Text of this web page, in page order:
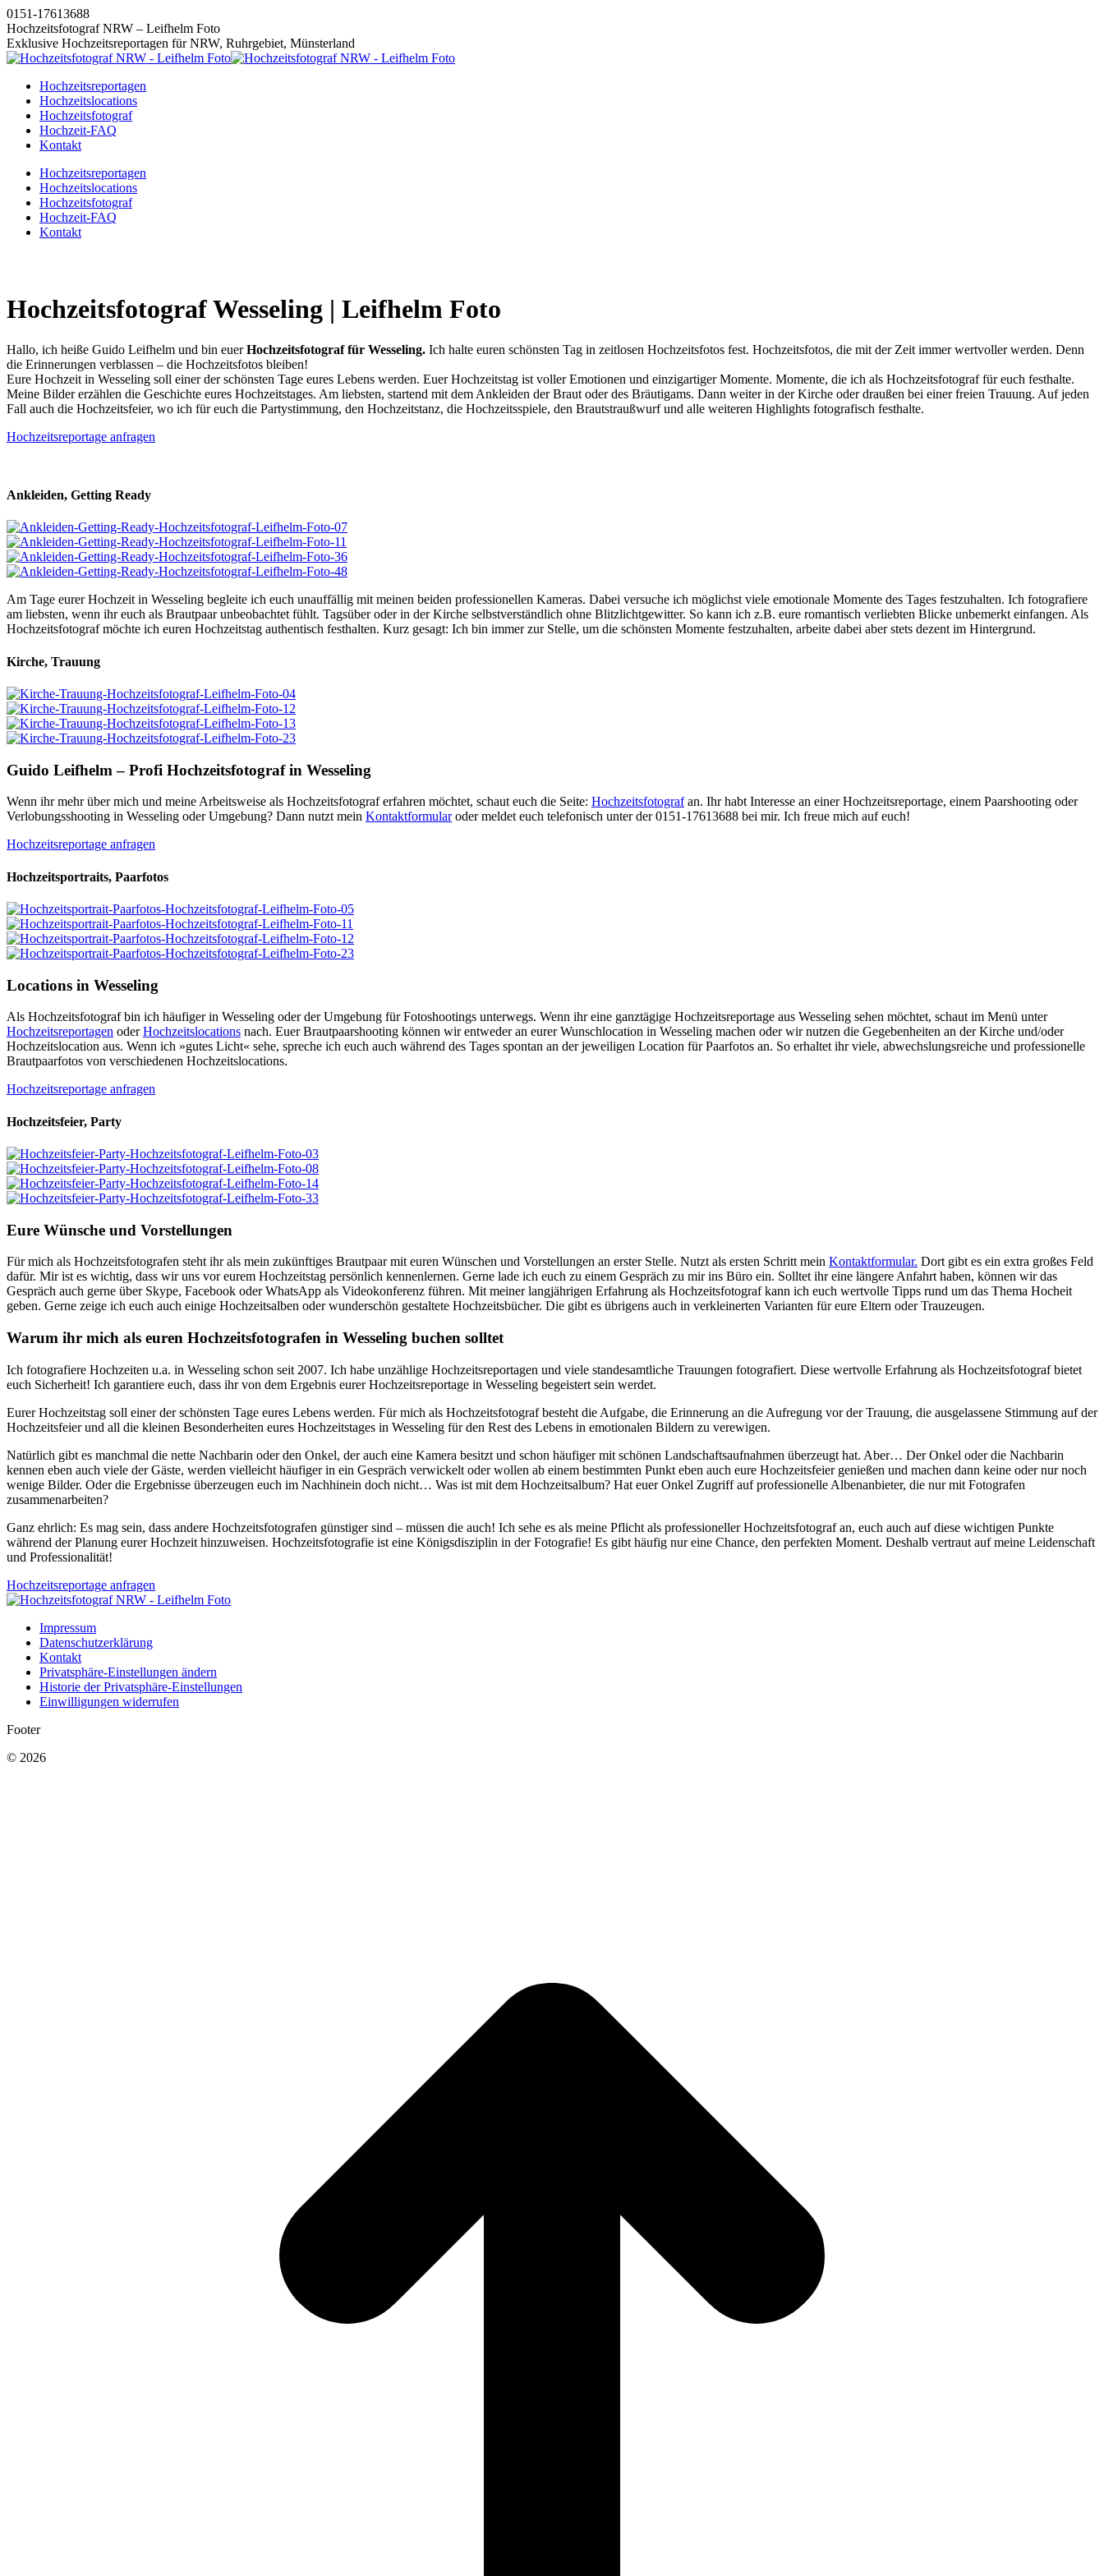
Zum
Inhalt
springen
0151-17613688
Hochzeitsfotograf NRW – Leifhelm Foto
Exklusive Hochzeitsreportagen für NRW, Ruhrgebiet, Münsterland
Hochzeitsreportagen
Hochzeitslocations
Hochzeitsfotograf
Hochzeit-FAQ
Kontakt
Instagram
page
opens
new
Facebook
page
opens
new
Pinterest
page
opens
new
page
opens
new
Hochzeitsreportagen
Hochzeitslocations
Hochzeitsfotograf
Hochzeit-FAQ
Kontakt
Hochzeitsfotograf Wesseling | Leifhelm Foto
Hallo, ich heiße Guido Leifhelm und bin euerHochzeitsfotograf für Wesseling. Ich halte euren schönsten Tag in zeitlosen Hochzeitsfotos fest. Hochzeitsfotos, die mit der Zeit immer wertvoller werden. Denn
die Erinnerungen verblassen – die Hochzeitsfotos bleiben!
Eure Hochzeit in Wesseling soll einer der schönsten Tage eures Lebens werden. Euer Hochzeitstag ist voller Emotionen und einzigartiger Momente. Momente, die ich als Hochzeitsfotograf für euch festhalte.
Meine Bilder erzählen die Geschichte eures Hochzeitstages. Am liebsten, startend mit dem Ankleiden der Braut oder des Bräutigams. Dann weiter in der Kirche oder draußen bei einer freien Trauung. Auf jeden
Fall auch die Hochzeitsfeier, wo ich für euch die Partystimmung, den Hochzeitstanz, die Hochzeitsspiele, den Brautstraußwurf und alle weiteren Highlights fotografisch festhalte.
Hochzeitsreportage anfragen
Ankleiden, Getting Ready
Am Tage eurer Hochzeit in Wesseling begleite ich euch unauffällig mit meinen beiden professionellen Kameras. Dabei versuche ich möglichst viele emotionale Momente des Tages festzuhalten. Ich fotografiere
am liebsten, wenn ihr euch als Brautpaar unbeobachtet fühlt. Tagsüber oder in der Kirche selbstverständlich ohne Blitzlichtgewitter. So kann ich z.B. eure romantisch verliebten Blicke unbemerkt einfangen. Als
Hochzeitsfotograf möchte ich euren Hochzeitstag authentisch festhalten. Kurz gesagt: Ich bin immer zur Stelle, um die schönsten Momente festzuhalten, arbeite dabei aber stets dezent im Hintergrund.
Kirche, Trauung
Guido Leifhelm – Profi Hochzeitsfotograf in Wesseling
Wenn ihr mehr über mich und meine Arbeitsweise als Hochzeitsfotograf erfahren möchtet, schaut euch die Seite: Hochzeitsfotografan. Ihr habt Interesse an einer Hochzeitsreportage, einem Paarshooting oder
Verlobungsshooting in Wesseling oder Umgebung? Dann nutzt mein Kontaktformularoder meldet euch telefonisch unter der 0151-17613688 bei mir. Ich freue mich auf euch!
Hochzeitsreportage anfragen
Hochzeitsportraits, Paarfotos
Locations in Wesseling
Als Hochzeitsfotograf bin ich häufiger in Wesseling oder der Umgebung für Fotoshootings unterwegs. Wenn ihr eine ganztägige Hochzeitsreportage aus Wesseling sehen möchtet, schaut im Menü unter
Hochzeitsreportagen oderHochzeitslocations nach. Euer Brautpaarshooting können wir entweder an eurer Wunschlocation in Wesseling machen oder wir nutzen die Gegebenheiten an der Kirche und/oder
Hochzeitslocation aus. Wenn ich »gutes Licht« sehe, spreche ich euch auch während des Tages spontan an der jeweiligen Location für Paarfotos an. So erhaltet ihr viele, abwechslungsreiche und professionelle
Brautpaarfotos von verschiedenen Hochzeitslocations.
Hochzeitsreportage anfragen
Hochzeitsfeier, Party
Eure Wünsche und Vorstellungen
Für mich als Hochzeitsfotografen steht ihr als mein zukünftiges Brautpaar mit euren Wünschen und Vorstellungen an erster Stelle. Nutzt als ersten Schritt mein Kontaktformular. Dort gibt es ein extra großes Feld
dafür. Mir ist es wichtig, dass wir uns vor eurem Hochzeitstag persönlich kennenlernen. Gerne lade ich euch zu einem Gespräch zu mir ins Büro ein. Solltet ihr eine längere Anfahrt haben, können wir das
Gespräch auch gerne über Skype, Facebook oder WhatsApp als Videokonferenz führen. Mit meiner langjährigen Erfahrung als Hochzeitsfotograf kann ich euch wertvolle Tipps rund um das Thema Hocheit
geben. Gerne zeige ich euch auch einige Hochzeitsalben oder wunderschön gestaltete Hochzeitsbücher. Die gibt es übrigens auch in verkleinerten Varianten für eure Eltern oder Trauzeugen.
Warum ihr mich als euren Hochzeitsfotografen in Wesseling buchen solltet
Ich fotografiere Hochzeiten u.a. in Wesseling schon seit 2007. Ich habe unzählige Hochzeitsreportagen und viele standesamtliche Trauungen fotografiert. Diese wertvolle Erfahrung als Hochzeitsfotograf bietet
euch Sicherheit! Ich garantiere euch, dass ihr von dem Ergebnis eurer Hochzeitsreportage in Wesseling begeistert sein werdet.
Eurer Hochzeitstag soll einer der schönsten Tage eures Lebens werden. Für mich als Hochzeitsfotograf besteht die Aufgabe, die Erinnerung an die Aufregung vor der Trauung, die ausgelassene Stimmung auf der
Hochzeitsfeier und all die kleinen Besonderheiten eures Hochzeitstages in Wesseling für den Rest des Lebens in emotionalen Bildern zu verewigen.
Natürlich gibt es manchmal die nette Nachbarin oder den Onkel, der auch eine Kamera besitzt und schon häufiger mit schönen Landschaftsaufnahmen überzeugt hat. Aber… Der Onkel oder die Nachbarin
kennen eben auch viele der Gäste, werden vielleicht häufiger in ein Gespräch verwickelt oder wollen ab einem bestimmten Punkt eben auch eure Hochzeitsfeier genießen und machen dann keine oder nur noch
wenige Bilder. Oder die Ergebnisse überzeugen euch im Nachhinein doch nicht… Was ist mit dem Hochzeitsalbum? Hat euer Onkel Zugriff auf professionelle Albenanbieter, die nur mit Fotografen
zusammenarbeiten?
Ganz ehrlich: Es mag sein, dass andere Hochzeitsfotografen günstiger sind – müssen die auch! Ich sehe es als meine Pflicht als professioneller Hochzeitsfotograf an, euch auch auf diese wichtigen Punkte
während der Planung eurer Hochzeit hinzuweisen. Hochzeitsfotografie ist eine Königsdisziplin in der Fotografie! Es gibt häufig nur eine Chance, den perfekten Moment. Deshalb vertraut auf meine Leidenschaft
und Professionalität!
Hochzeitsreportage anfragen
Impressum
Datenschutzerklärung
Kontakt
Privatsphäre-Einstellungen ändern
Historie der Privatsphäre-Einstellungen
Einwilligungen widerrufen
Footer
© 2026